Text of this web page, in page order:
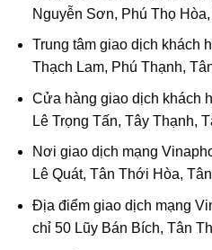
Nguyễn Sơn, Phú Thọ
Trung tâm giao dịch khách
Thạch Lam, Phú Thạnh,
Cửa hàng giao dịch khách
Lê Trọng Tấn, Tây Thạnh,
Nơi giao dịch mạng
Lê Quát, Tân Thới Hòa,
Địa điểm giao dịch mạng
chỉ 50 Lũy Bán Bích, Tân